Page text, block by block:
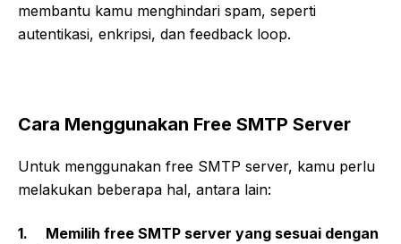
membantu kamu menghindari spam, seperti
autentikasi, enkripsi, dan feedback loop.
Cara Menggunakan Free SMTP Server
Untuk menggunakan free SMTP server, kamu perlu
melakukan beberapa hal, antara lain:
1. Memilih free SMTP server yang sesuai dengan